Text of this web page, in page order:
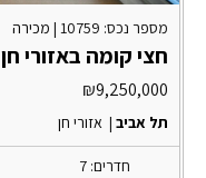
מספר נכס: 10759 | מכירה
חצי קומה באזורי חן
₪9,250,000
תל אביב | אזורי חן
חדרים: 7